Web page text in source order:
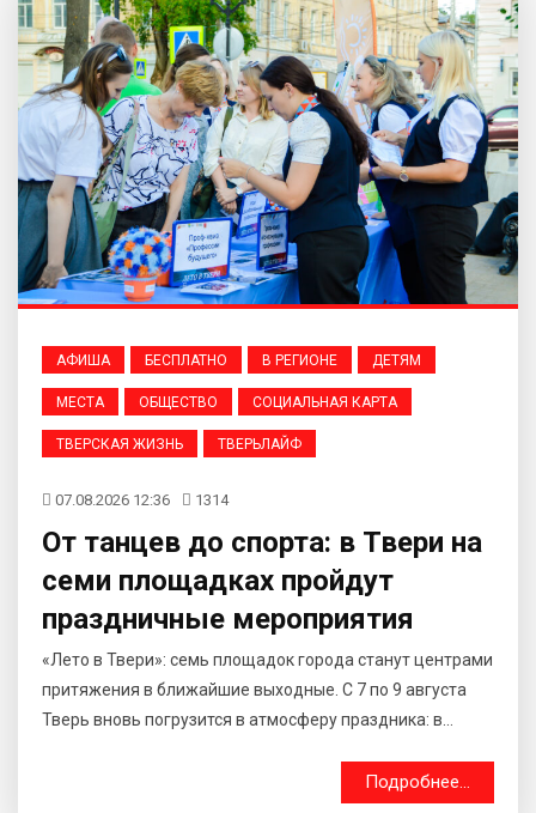
АФИША БЕСПЛАТНО В РЕГИОНЕ ДЕТЯМ
МЕСТА ОБЩЕСТВО СОЦИАЛЬНАЯ КАРТА
ТВЕРСКАЯ ЖИЗНЬ ТВЕРЬЛАЙФ
07.08.2026 12:36 1314
От танцев до спорта: в Твери на
семи площадках пройдут
праздничные мероприятия
«Лето в Твери»: семь площадок города станут центрами
притяжения в ближайшие выходные. С 7 по 9 августа
Тверь вновь погрузится в атмосферу праздника: в...
Подробнее...